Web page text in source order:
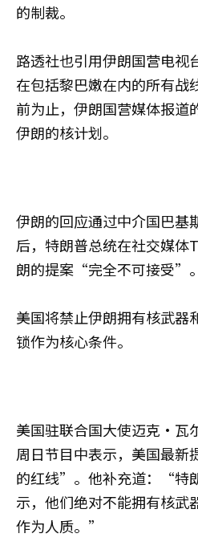
的制裁。
路透社也引用伊朗国营电视
在包括黎巴嫩在内的所有战
前为止，伊朗国营媒体报道
伊朗的核计划。
伊朗的回应通过中介国巴基
后，特朗普总统在社交媒
朗的提案“完全不可接受”。
美国将禁止伊朗拥有核武器
锁作为核心条件。
美国驻联合国大使迈克·瓦
周日节目中表示，美国最
的红线”。他补充道：“特
示，他们绝对不能拥有核武
作为人质。”